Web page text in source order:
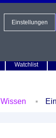
Watchlist
Wissen
Einstellungen